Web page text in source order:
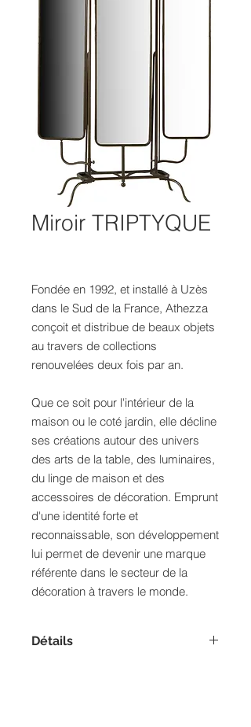
Miroir TRIPTYQUE
Fondée en 1992, et installé à Uzès
dans le Sud de la France, Athezza
conçoit et distribue de beaux objets
au travers de collections
renouvelées deux fois par an.
Que ce soit pour l'intérieur de la
maison ou le coté jardin, elle décline
ses créations autour des univers
des arts de la table, des luminaires,
du linge de maison et des
accessoires de décoration. Emprunt
d'une identité forte et
reconnaissable, son développement
lui permet de devenir une marque
référente dans le secteur de la
décoration à travers le monde.
Détails